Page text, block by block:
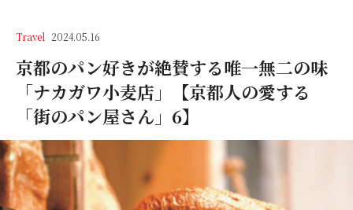
Travel 2024.05.16
京都のパン好きが絶賛する唯一無二の味
「ナカガワ小麦店」【京都人の愛する
「街のパン屋さん」6】